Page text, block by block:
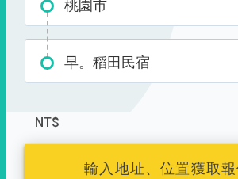
桃園市
早。稻田民宿
NT$
輸入地址、位置獲取